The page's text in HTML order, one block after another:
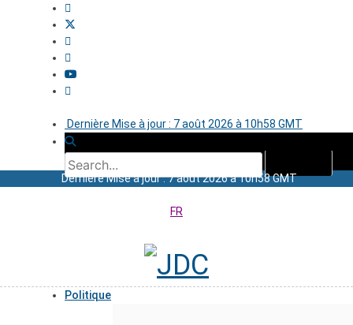
Dernière Mise à jour : 7 août 2026 à 10h58 GMT
Dernière Mise à jour : 7 août 2026 à 10h58 GMT
FR
Politique